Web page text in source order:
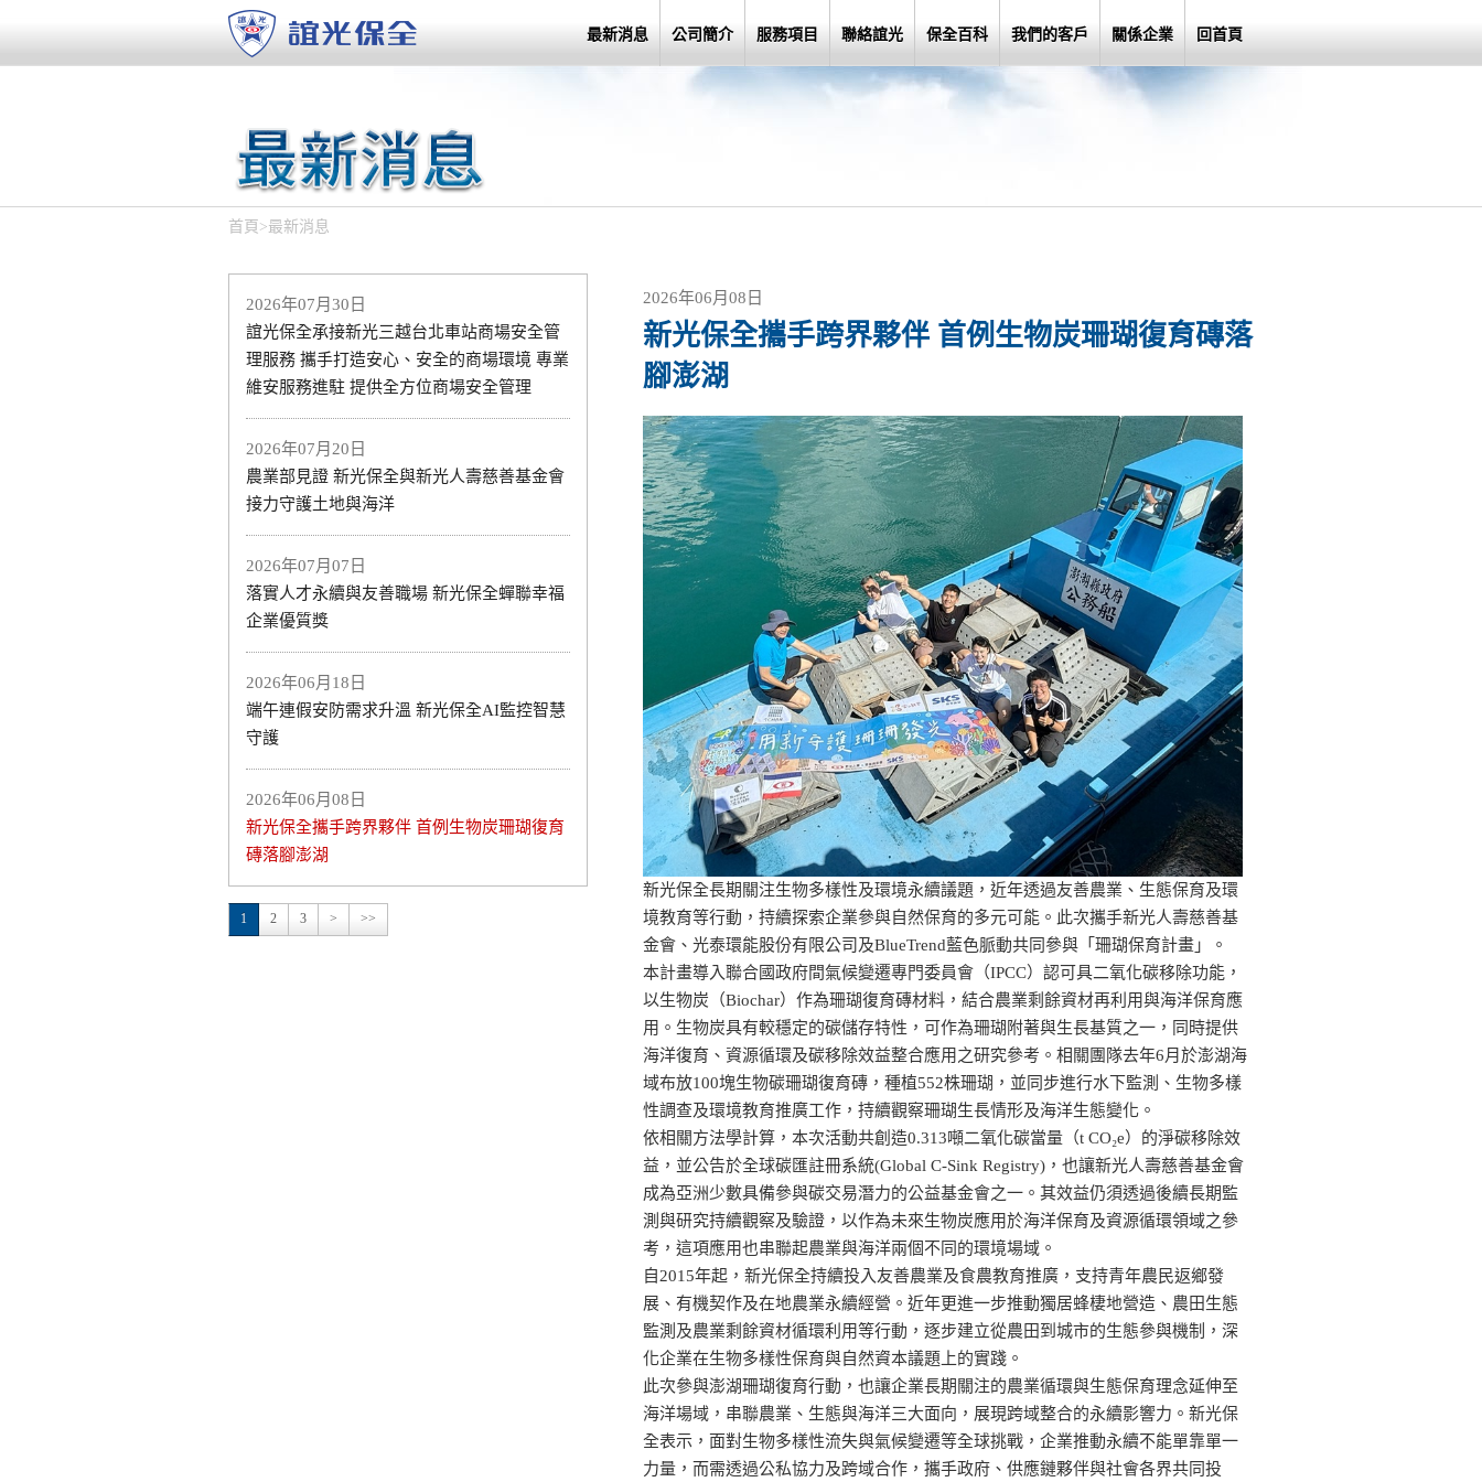
最新消息 公司簡介 服務項目 聯絡誼光 保全百科 我們的客戶 關係企業 回首頁
首頁 >最新消息
2026年07月30日
誼光保全承接新光三越台北車站商場安全管
理服務 攜手打造安心、安全的商場環境 專業
維安服務進駐 提供全方位商場安全管理
2026年07月20日
農業部見證 新光保全與新光人壽慈善基金會
接力守護土地與海洋
2026年07月07日
落實人才永續與友善職場 新光保全蟬聯幸福
企業優質獎
2026年06月18日
端午連假安防需求升溫 新光保全AI監控智慧
守護
2026年06月08日
新光保全攜手跨界夥伴 首例生物炭珊瑚復育
磚落腳澎湖
1 2 3 > >>
2026年06月08日
新光保全攜手跨界夥伴 首例生物炭珊瑚復育磚落
腳澎湖
新光保全長期關注生物多樣性及環境永續議題，近年透過友善農業、生態保育及環
境教育等行動，持續探索企業參與自然保育的多元可能。此次攜手新光人壽慈善基
金會、光泰環能股份有限公司及BlueTrend藍色脈動共同參與「珊瑚保育計畫」。
本計畫導入聯合國政府間氣候變遷專門委員會（IPCC）認可具二氧化碳移除功能，
以生物炭（Biochar）作為珊瑚復育磚材料，結合農業剩餘資材再利用與海洋保育應
用。生物炭具有較穩定的碳儲存特性，可作為珊瑚附著與生長基質之一，同時提供
海洋復育、資源循環及碳移除效益整合應用之研究參考。相關團隊去年6月於澎湖海
域布放100塊生物碳珊瑚復育磚，種植552株珊瑚，並同步進行水下監測、生物多樣
性調查及環境教育推廣工作，持續觀察珊瑚生長情形及海洋生態變化。
依相關方法學計算，本次活動共創造0.313噸二氧化碳當量（t CO₂e）的淨碳移除效
益，並公告於全球碳匯註冊系統(Global C-Sink Registry)，也讓新光人壽慈善基金會
成為亞洲少數具備參與碳交易潛力的公益基金會之一。其效益仍須透過後續長期監
測與研究持續觀察及驗證，以作為未來生物炭應用於海洋保育及資源循環領域之參
考，這項應用也串聯起農業與海洋兩個不同的環境場域。
自2015年起，新光保全持續投入友善農業及食農教育推廣，支持青年農民返鄉發
展、有機契作及在地農業永續經營。近年更進一步推動獨居蜂棲地營造、農田生態
監測及農業剩餘資材循環利用等行動，逐步建立從農田到城市的生態參與機制，深
化企業在生物多樣性保育與自然資本議題上的實踐。
此次參與澎湖珊瑚復育行動，也讓企業長期關注的農業循環與生態保育理念延伸至
海洋場域，串聯農業、生態與海洋三大面向，展現跨域整合的永續影響力。新光保
全表示，面對生物多樣性流失與氣候變遷等全球挑戰，企業推動永續不能單靠單一
力量，而需透過公私協力及跨域合作，攜手政府、供應鏈夥伴與社會各界共同投